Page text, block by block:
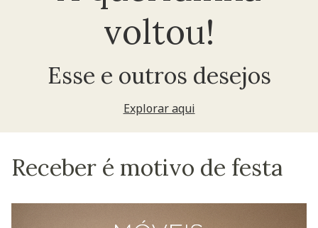
voltou!
Esse e outros desejos
Explorar aqui
Receber é motivo de festa